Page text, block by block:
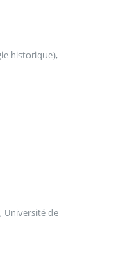
historique),
Université de